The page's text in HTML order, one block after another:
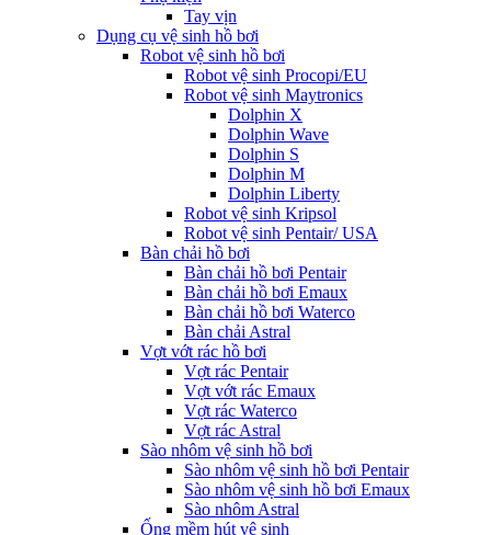
Tay vịn
Dụng cụ vệ sinh hồ bơi
Robot vệ sinh hồ bơi
Robot vệ sinh Procopi/EU
Robot vệ sinh Maytronics
Dolphin X
Dolphin Wave
Dolphin S
Dolphin M
Dolphin Liberty
Robot vệ sinh Kripsol
Robot vệ sinh Pentair/ USA
Bàn chải hồ bơi
Bàn chải hồ bơi Pentair
Bàn chải hồ bơi Emaux
Bàn chải hồ bơi Waterco
Bàn chải Astral
Vợt vớt rác hồ bơi
Vợt rác Pentair
Vợt vớt rác Emaux
Vợt rác Waterco
Vợt rác Astral
Sào nhôm vệ sinh hồ bơi
Sào nhôm vệ sinh hồ bơi Pentair
Sào nhôm vệ sinh hồ bơi Emaux
Sào nhôm Astral
Ống mềm hút vệ sinh